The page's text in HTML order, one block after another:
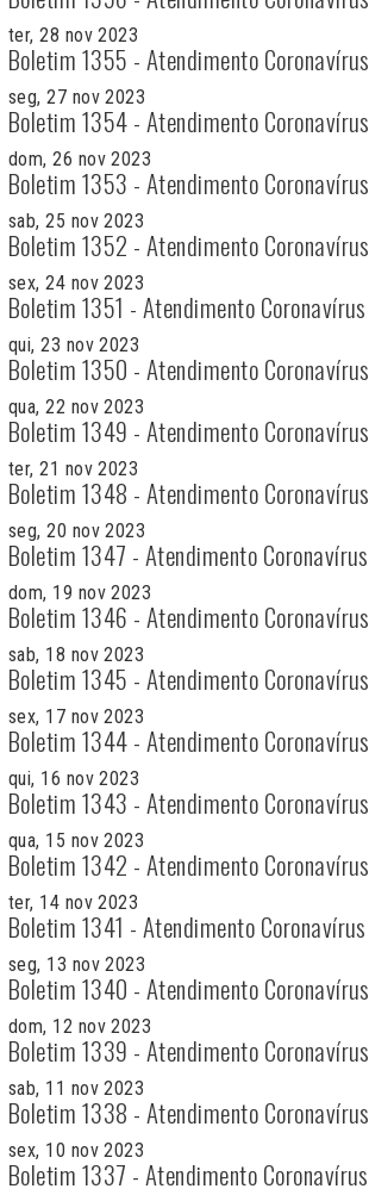
ter, 28 nov 2023
Boletim 1355 - Atendimento Coronavírus
seg, 27 nov 2023
Boletim 1354 - Atendimento Coronavírus
dom, 26 nov 2023
Boletim 1353 - Atendimento Coronavírus
sab, 25 nov 2023
Boletim 1352 - Atendimento Coronavírus
sex, 24 nov 2023
Boletim 1351 - Atendimento Coronavírus
qui, 23 nov 2023
Boletim 1350 - Atendimento Coronavírus
qua, 22 nov 2023
Boletim 1349 - Atendimento Coronavírus
ter, 21 nov 2023
Boletim 1348 - Atendimento Coronavírus
seg, 20 nov 2023
Boletim 1347 - Atendimento Coronavírus
dom, 19 nov 2023
Boletim 1346 - Atendimento Coronavírus
sab, 18 nov 2023
Boletim 1345 - Atendimento Coronavírus
sex, 17 nov 2023
Boletim 1344 - Atendimento Coronavírus
qui, 16 nov 2023
Boletim 1343 - Atendimento Coronavírus
qua, 15 nov 2023
Boletim 1342 - Atendimento Coronavírus
ter, 14 nov 2023
Boletim 1341 - Atendimento Coronavírus
seg, 13 nov 2023
Boletim 1340 - Atendimento Coronavírus
dom, 12 nov 2023
Boletim 1339 - Atendimento Coronavírus
sab, 11 nov 2023
Boletim 1338 - Atendimento Coronavírus
sex, 10 nov 2023
Boletim 1337 - Atendimento Coronavírus